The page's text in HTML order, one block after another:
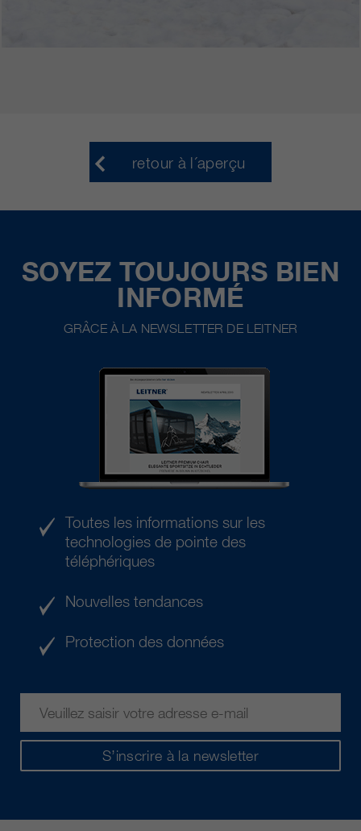
retour à l´aperçu
SOYEZ TOUJOURS BIEN
INFORMÉ
GRÂCE À LA NEWSLETTER DE LEITNER
S’inscrire à la newsletter
Toutes les informations sur les
technologies de pointe des
téléphériques
Nouvelles tendances
Protection des données